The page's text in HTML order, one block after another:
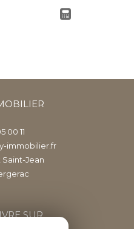
00 11
immobilier.fr
Saint-Jean
SUR